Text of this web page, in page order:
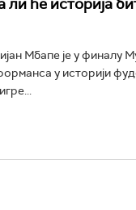
Мбапе је у финалу
у историји